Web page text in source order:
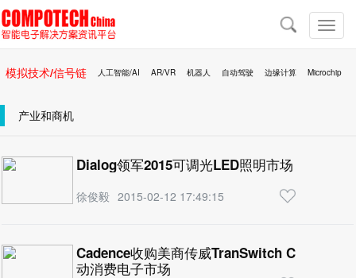
切
换
航
导
航
模拟技术/信号链 人工智能/AI AR/VR 机器人 自动驾驶 边缘计算 Microchip
产业和商机
Dialog领军2015可调光LED照明市场
徐俊毅 2015-02-12 17:49:15
Cadence收购美商传威TranSwitch Corp. 高
动消费电子市场